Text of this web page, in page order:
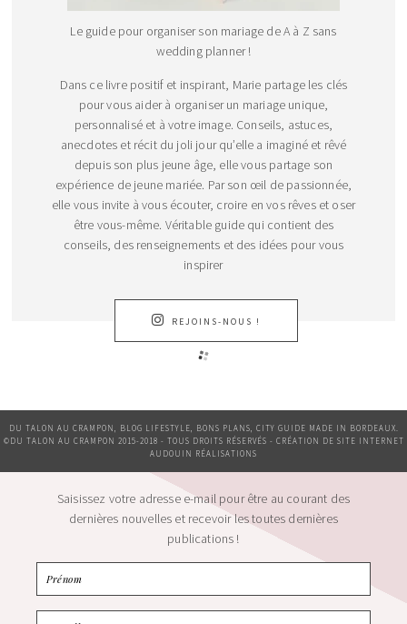
Le guide pour organiser son mariage de A à Z sans
wedding planner !
Dans ce livre positif et inspirant, Marie partage les clés
pour vous aider à organiser un mariage unique,
personnalisé et à votre image. Conseils, astuces,
anecdotes et récit du joli jour qu’elle a imaginé et rêvé
depuis son plus jeune âge, elle vous partage son
expérience de jeune mariée. Par son œil de passionnée,
elle vous invite à vous écouter, croire en vos rêves et oser
être vous-même. Véritable guide qui contient des
conseils, des renseignements et des idées pour vous
inspirer
REJOINS-NOUS !
DU TALON AU CRAMPON, BLOG LIFESTYLE, BONS PLANS, CITY GUIDE MADE IN BORDEAUX.
©DU TALON AU CRAMPON 2015-2018 - TOUS DROITS RÉSERVÉS - CRÉATION DE SITE INTERNET
AUDOUIN RÉALISATIONS
Saisissez votre adresse e-mail pour être au courant des
dernières nouvelles et recevoir les toutes dernières
publications !